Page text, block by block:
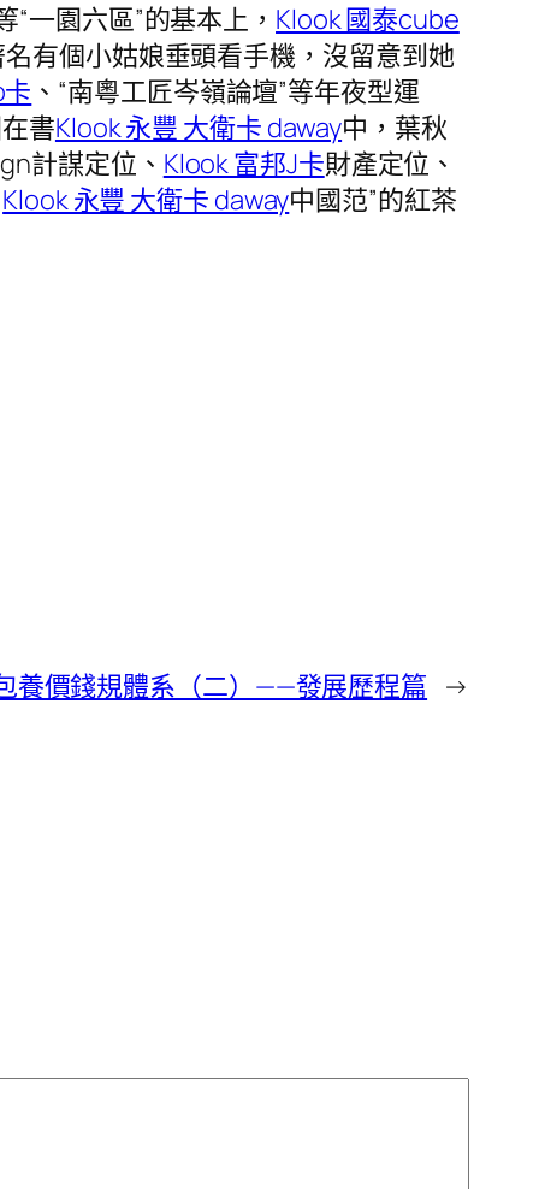
一園六區”的基本上， Klook 國泰cube
有個小姑娘垂頭看手機，沒留意到她
、“南粵工匠岑嶺論壇”等年夜型運
書Klook 永豐 大衛卡 daway中，葉秋
計謀定位、 Klook 富邦J卡財產定位、
Klook 永豐 大衛卡 daway中國范”的紅茶
養價錢規體系（二）——發展歷程篇 →